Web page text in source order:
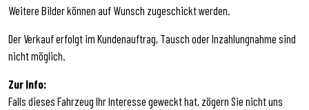
Weitere Bilder können auf Wunsch zugeschickt werden.
Der Verkauf erfolgt im Kundenauftrag, Tausch oder Inzahlungnahme sind
nicht möglich.
Zur Info:
Falls dieses Fahrzeug Ihr Interesse geweckt hat, zögern Sie nicht uns